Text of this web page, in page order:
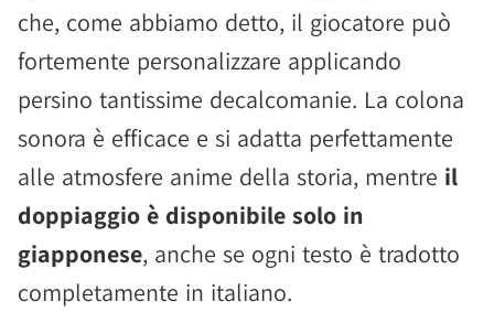
che, come abbiamo detto, il giocatore può
fortemente personalizzare applicando
persino tantissime decalcomanie. La colona
sonora è efficace e si adatta perfettamente
alle atmosfere anime della storia, mentre il
doppiaggio è disponibile solo in
giapponese, anche se ogni testo è tradotto
completamente in italiano.